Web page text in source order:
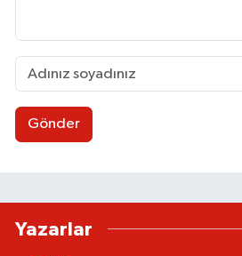
Gönder
Yazarlar